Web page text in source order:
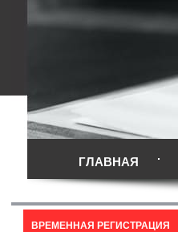
ГЛАВНАЯ
ВРЕМЕННАЯ РЕГИСТРАЦИЯ